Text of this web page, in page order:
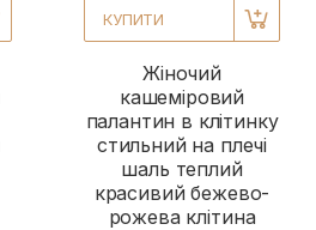
КУПИТИ
Жіночий
кашеміровий
палантин в клітинку
стильний на плечі
шаль теплий
красивий бежево-
рожева клітина